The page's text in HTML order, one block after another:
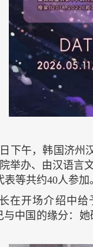
日下午，韩国济
举办、由汉语言
等共约40人参加
在开场介绍中
与中国的缘分：